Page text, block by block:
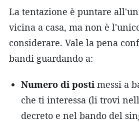
La tentazione è puntare
vicina a casa, ma non è
considerare. Vale la pena
bandi guardando a:
Numero di posti messi a
che ti interessa (li trovi
decreto e nel bando del